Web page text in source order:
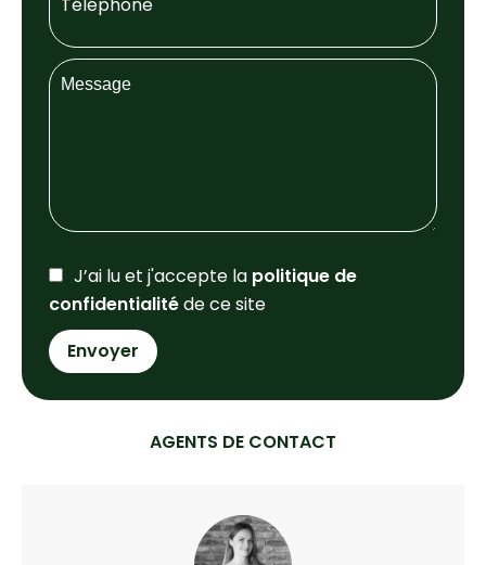
J’ai lu et j'accepte la politique de
confidentialitéde ce site
Envoyer
AGENTS DE CONTACT